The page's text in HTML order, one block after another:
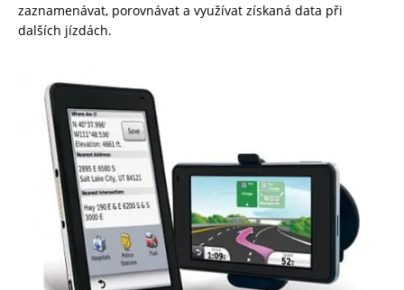
zaznamenávat, porovnávat a využívat získaná data při
dalších jízdách.